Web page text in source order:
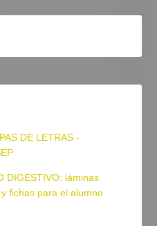
DE LETRAS -
DIGESTIVO: láminas
fichas para el alumno